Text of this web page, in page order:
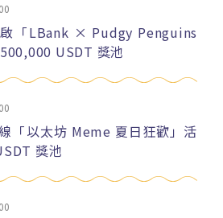
「LBank × Pudgy Penguins
USDT 獎池
「以太坊 Meme 夏日狂歡」活
獎池